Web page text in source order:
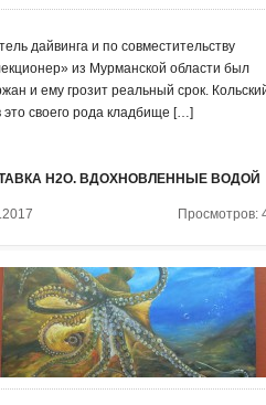
дайвинга и по совместительству
из Мурманской области был
и ему грозит реальный срок.
это своего рода кладбище […]
H2O. ВДОХНОВЛЕННЫЕ ВОДОЙ
Просмотров: